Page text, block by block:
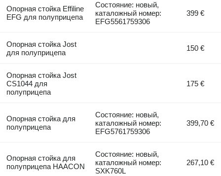
Опорная стойка Effiline
EFG для полуприцепа
Состояние: новый,
каталожный номер:
EFG5561759306
399 €
Опорная стойка Jost
для полуприцепа
150 €
Опорная стойка Jost
CS1044 для
полуприцепа
175 €
Опорная стойка для
полуприцепа
Состояние: новый,
каталожный номер:
EFG5761759306
399,70 €
Опорная стойка для
полуприцепа HAACON
Состояние: новый,
каталожный номер:
SXK760L
267,10 €